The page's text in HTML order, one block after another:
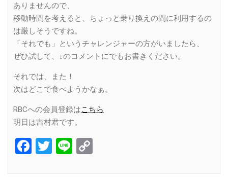
ありませんので、
移動時間を考えると、ちょっと乗り換えの間に利用するの
は厳しそうですね。
「それでも」というチャレンジャーの方がいましたら、
ぜひ試して、↓のコメントにでもお書きください。
それでは、また！
次はどこで食べようかなぁ。
RBCへの会員登録はこちら
明日は吉村君です。
Facebook
Twitter
Line